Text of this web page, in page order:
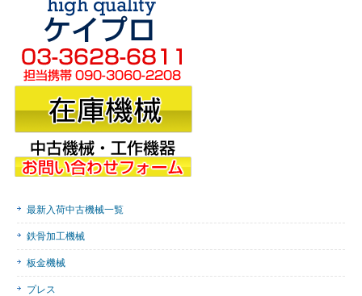
最新入荷中古機械一覧
鉄骨加工機械
板金機械
プレス